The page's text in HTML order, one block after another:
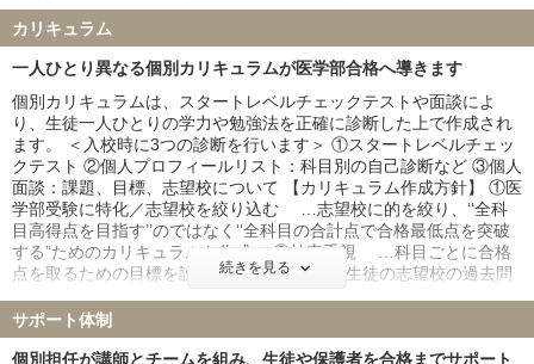
防衛医科大学校 10名
私立大学
慶應義塾大学 38名
東京慈恵会医科大学 55名
順天堂大学 44名
日本医科大学 21名
大阪医科薬科大学 34名
関西医科大学 43名
国際医療福祉大学 42名
自治医科大学 11名
東京医科大学 19名
昭和医科大学 6名
東邦大学 19名
産業医科大学 49名
帝京大学 33名
近畿大学 45名
愛知医科大学 31名
藤田医科大学 39名
東北医科薬科大学 7名
杏林大学 43名
日本大学 26名
聖マリアンナ医科大学 49名
東海大学 26名
生徒と講師の距離は約1メートル。
わずかな表情の変化にも気付き、「わかったつもり」を逃しませ
ん。
【講師の資質を見極めて採用】
生徒と講師の距離が近いからこそ、生徒の良き理解者となれるかど
うかが大切です。
生徒から信頼される資質があるかどうかを重視し、講師を採用して
います。
カリキュラム
一人ひとり異なる個別カリキュラムが医学部合格へ導きます
個別カリキュラムは、スタートレベルチェックテストや面談によ
り、生徒一人ひとりの学力や勉強法を正確に診断した上で作成され
ます。 ＜入校時に3つの診断を行います＞ ①スタートレベルチェッ
クテスト ②個人プロフィールリスト：科目別の自己診断など ③個人
面談：課題、目標、志望校について 【カリキュラム作成方針】 ①医
学部受験に特化／志望校を絞り込む …志望校に的を絞り、‘‘全科
目高得点を目指す’’のではなく‘‘全科目の合計点で合格最低点を突破
する”ためのカリキュラムを作成。 ②効率重視 …科目ごとに合格
点を取るための目標を設定し、担任や講師が生徒の志望校の過去問
「基礎力養成期」を設定 …入試レベルの問題演習のスタートに向
けて準備が必要な生徒には、「基礎力養成期」を設定。短期間で
「基礎力」を養い、遅れを取り戻すだけでなく、志望校合格の力ヘ
続きを見る
サポート体制
個別担任が講師とチームを組み、生徒や保護者を合格までサポート